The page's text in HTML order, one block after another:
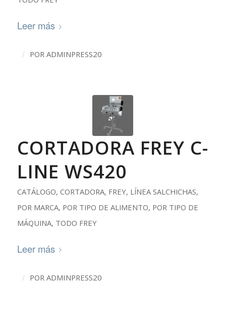
Leer más
/ POR ADMINPRESS20
CORTADORA FREY C-
LINE WS420
CATÁLOGO, CORTADORA, FREY, LÍNEA SALCHICHAS,
POR MARCA, POR TIPO DE ALIMENTO, POR TIPO DE
MÁQUINA, TODO FREY
Leer más
/ POR ADMINPRESS20